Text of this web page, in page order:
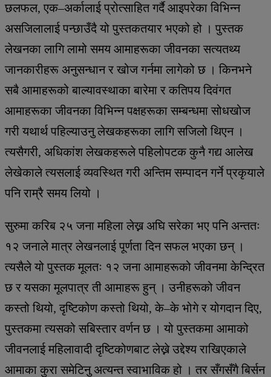
छलफल, एक–अर्कालाई प्रोत्साहित गर्दै आइपरेका विभिन्न
असजिलालाई पन्छाउँदै यो पुस्तकतयार भएको हो । पुस्तक
लेखनका लागि लामो समय आमाहरूका जीवनका सत्यतथ्य
जानकारीहरू अनुसन्धान र खोज गर्नमा लागेको छ । किनभने
सबै आमाहरूको बाल्यावस्थाका बारेमा र कतिपय दिवंगत
आमाहरूका जीवनका विभिन्न पक्षहरूका सम्बन्धमा सोधखोज
गरी यथार्थ पहिल्याउनु लेखकहरूका लागि सजिलो थिएन ।
त्यसैगरी, अधिकांश लेखकहरूले पहिलोपटक कुनै गद्य आलेख
लेखेकाले त्यसलाई व्यवस्थित गरी अन्तिम सम्पादन गर्ने प्रकृयाले
पनि राम्रै समय लियो ।
सुरुमा करिब २५ जना महिला लेख्न अघि सरेका भए पनि अन्ततः
१२ जनाले मात्र लेखनलाई पूर्णता दिन सफल भएका छन् ।
त्यसैले यो पुस्तक मूलतः १२ जना आमाहरूको जीवनमा केन्द्रित
छ र यसका मूलपात्र ती आमाहरू हुन् । उनीहरूको जीवन
कस्तो थियो, दृष्टिकोण कस्तो थियो, के–के भोगे र योगदान दिए,
पुस्तकमा त्यसको सबिस्तार वर्णन छ । यो पुस्तकमा आमाको
जीवनलाई महिलावादी दृष्टिकोणबाट लेख्ने उद्देश्य राखिएकाले
आमाका कुरा समेटिनु अत्यन्त स्वाभाविक हो । तर सँगसँगै बिर्सन